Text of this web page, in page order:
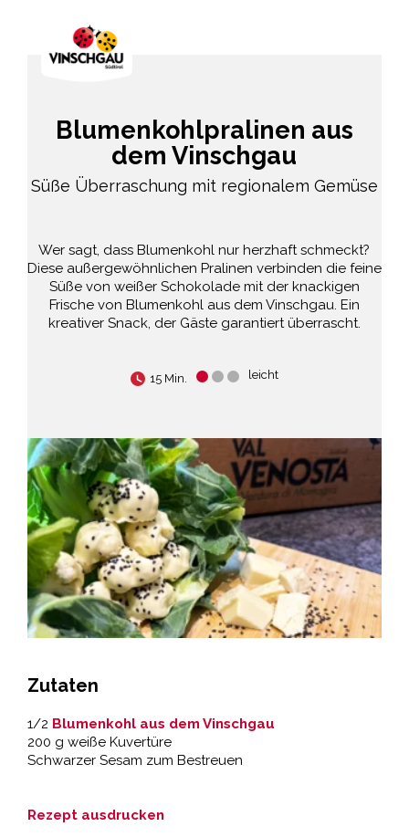
Blumenkohlpralinen aus
dem Vinschgau
Süße Überraschung mit regionalem Gemüse
Wer sagt, dass Blumenkohl nur herzhaft schmeckt?
Diese außergewöhnlichen Pralinen verbinden die feine
Süße von weißer Schokolade mit der knackigen
Frische von Blumenkohl aus dem Vinschgau. Ein
kreativer Snack, der Gäste garantiert überrascht.
15 Min. leicht
Zutaten
1/2 Blumenkohl aus dem Vinschgau
200 g weiße Kuvertüre
Schwarzer Sesam zum Bestreuen
Rezept ausdrucken